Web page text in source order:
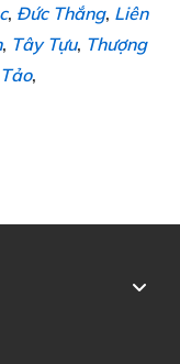
, Đức Thắng, Liên
, Tây Tựu, Thượng
,